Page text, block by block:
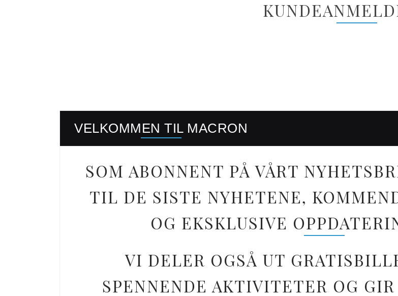
VELKOMMEN TIL MACRON
SOM ABONNENT PÅ VÅRT
TIL DE SISTE NYHETENE,
OG EKSKLUSIVE
VI DELER OGSÅ UT
SPENNENDE AKTIVITETER OG